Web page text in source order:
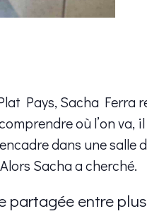
Pays, Sacha Ferra
où l’on va,
dans une
Sacha a cherché.
partagée entre